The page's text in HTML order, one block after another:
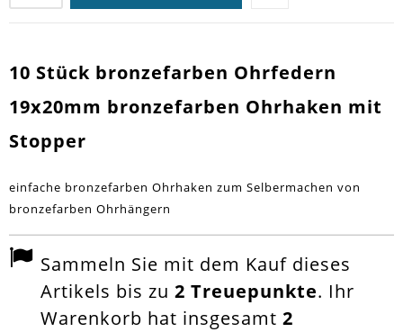
10 Stück bronzefarben Ohrfedern
19x20mm bronzefarben Ohrhaken mit
Stopper
einfache bronzefarben Ohrhaken zum Selbermachen von
bronzefarben Ohrhängern
Sammeln Sie mit dem Kauf dieses
Artikels bis zu 2 Treuepunkte. Ihr
Warenkorb hat insgesamt 2